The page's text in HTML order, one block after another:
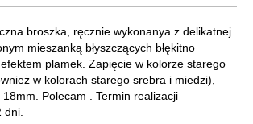
broszka, ręcznie wykonanya z delikatnej
mieszanką błyszczących błękitno
plamek. Zapięcie w kolorze starego
w kolorach starego srebra i miedzi),
Polecam . Termin realizacji